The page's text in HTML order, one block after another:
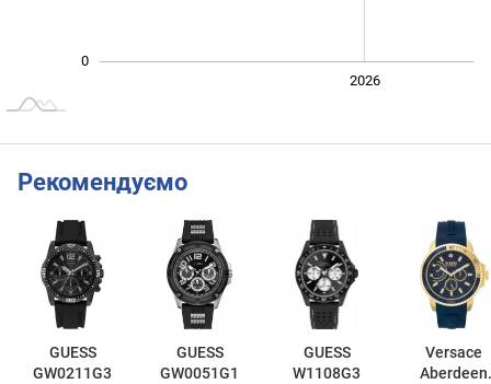
0
2026
Рекомендуємо
GUESS
GW0211G3
GUESS
GW0051G1
GUESS
W1108G3
Versace
Aberdeen